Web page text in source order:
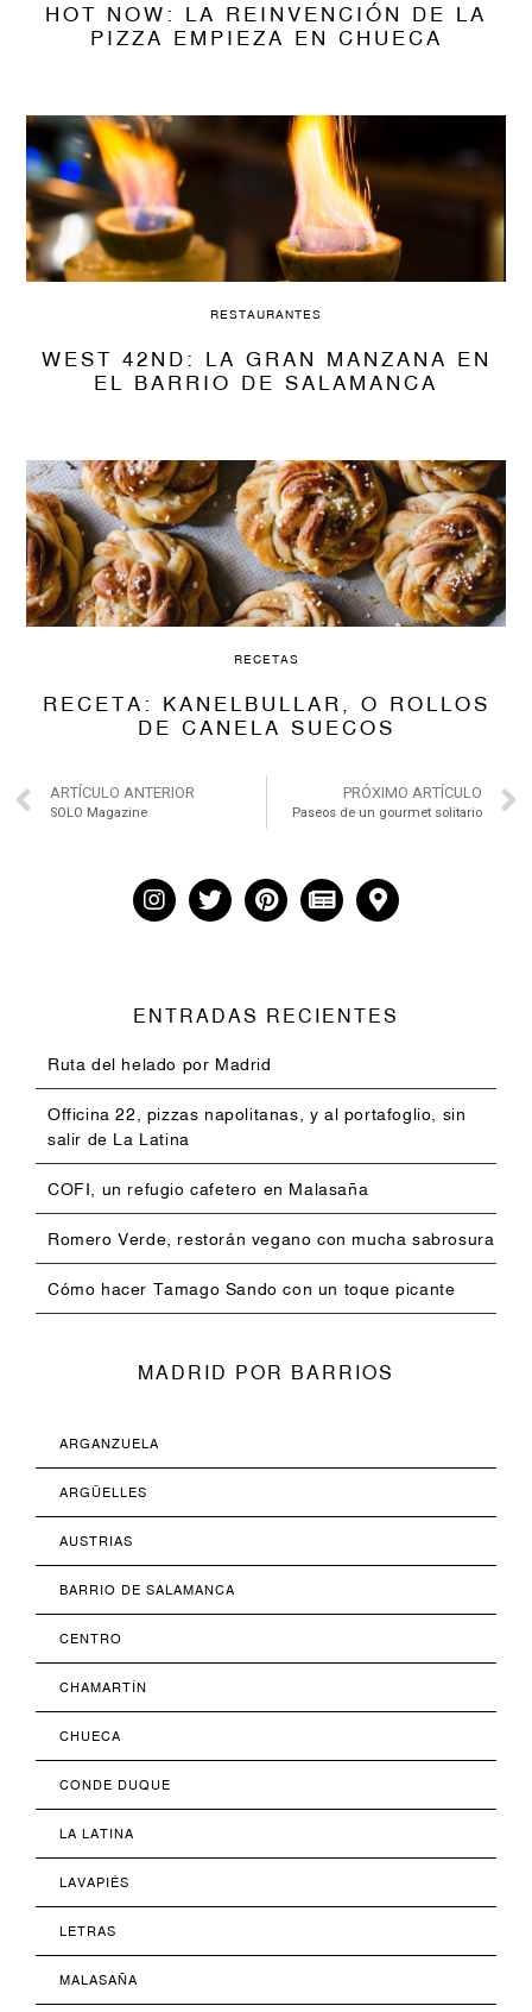
HOT NOW: LA REINVENCIÓN DE LA
PIZZA EMPIEZA EN CHUECA
RESTAURANTES
WEST 42ND: LA GRAN MANZANA EN
EL BARRIO DE SALAMANCA
RECETAS
RECETA: KANELBULLAR, O ROLLOS
DE CANELA SUECOS
ARTÍCULO ANTERIOR
SOLO Magazine
PRÓXIMO ARTÍCULO
Paseos de un gourmet solitario
ENTRADAS RECIENTES
Ruta del helado por Madrid
Officina 22, pizzas napolitanas, y al portafoglio, sin
salir de La Latina
COFI, un refugio cafetero en Malasaña
Romero Verde, restorán vegano con mucha sabrosura
Cómo hacer Tamago Sando con un toque picante
MADRID POR BARRIOS
ARGANZUELA
ARGÜELLES
AUSTRIAS
BARRIO DE SALAMANCA
CENTRO
CHAMARTÍN
CHUECA
CONDE DUQUE
LA LATINA
LAVAPIÉS
LETRAS
MALASAÑA